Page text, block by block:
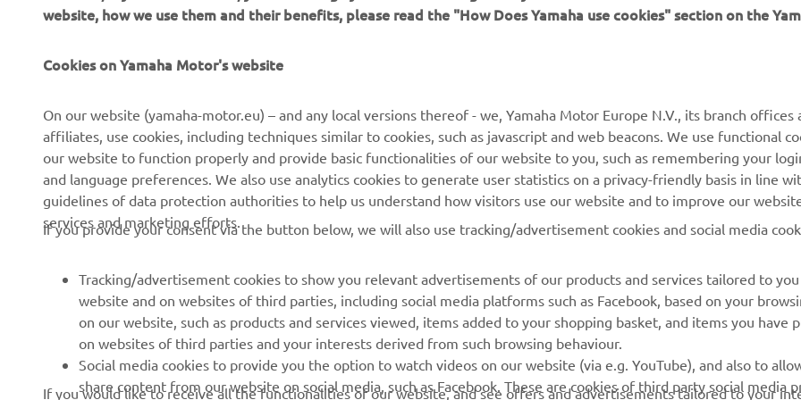
CORPORATE
Știri
Presă
Broșuri
Deveniți un dealer
Politica de bază privind
sustenabilitatea
Politica privind drepturile
PENTRU BUSINESS
Sisteme eBike
Autorități
Terenuri de golf
Primii respondenți
Școli de șoferi
Parteneriate
Informații tehnice pentru
distribuitorii
independenți
Yamaha Music
Yamaha Motor Global
Aplicații mobile
Rezervați o întreținere
Contactați-ne
Gestionarea bateriilor
website, how we use them and their benefits, please read the "How Does Yamaha use cookies" section on the
Cookies on Yamaha Motor's website
On our website (yamaha-motor.eu) – and any local versions thereof - we, Yamaha Motor Europe N.V., its branch offices
affiliates, use cookies, including techniques similar to cookies, such as javascript and web beacons. We use functional
our website to function properly and provide basic functionalities of our website to you, such as remembering your
and language preferences. We also use analytics cookies to generate user statistics on a privacy-friendly basis in line
guidelines of data protection authorities to help us understand how visitors use our website and to improve our
services and marketing efforts.
If you provide your consent via the button below, we will also use tracking/advertisement cookies and social media
Tracking/advertisement cookies to show you relevant advertisements of our products and services tailored to
website and on websites of third parties, including social media platforms such as Facebook, based on your
on our website, such as products and services viewed, items added to your shopping basket, and items you have
on websites of third parties and your interests derived from such browsing behaviour.
Social media cookies to provide you the option to watch videos on our website (via e.g. YouTube), and also to
share content from our website on social media, such as Facebook. These are cookies of third party social media
If you would like to receive all the functionalities of our website, and see offers and advertisements tailored to your